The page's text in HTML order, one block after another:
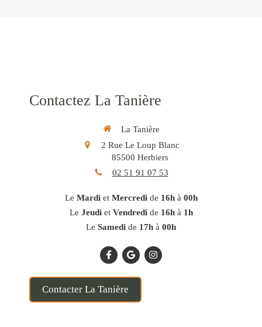
Contactez La Tanière
La Tanière
2 Rue Le Loup Blanc
85500 Herbiers
02 51 91 07 53
Le Mardiet Mercredide 16hà 00h
Le Jeudiet Vendredide 16hà 1h
Le Samedi de 17h à 00h
Contacter La Tanière